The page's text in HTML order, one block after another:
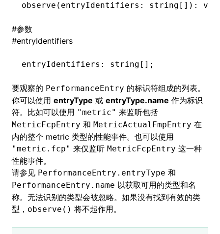
observe (entryIdentifiers: string[]):
#参数
#entryIdentifiers
entryIdentifiers : string[];
要观察的 PerformanceEntry 的标识符组成的列表。
你可以使用 entryType 或 entryType.name 作为标识
符。比如可以使用 "metric" 来监听包括
MetricFcpEntry 和 MetricActualFmpEntry 在
内的整个 metric 类型的性能事件。也可以使用
"metric.fcp" 来仅监听 MetricFcpEntry 这一种
性能事件。
请参见 PerformanceEntry.entryType 和
PerformanceEntry.name 以获取可用的类型和名
称。无法识别的类型会被忽略。如果没有找到有效的类
型， observe() 将不起作用。